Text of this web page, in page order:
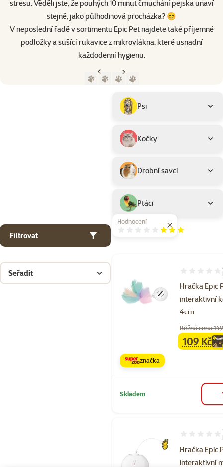
stresu. Věděli jste, že pouhých 10 minut čmuchání pejska unaví
stejně, jako půlhodinová procházka? 😊
V neposlední řadě v sortimentu Epic Pet najdete také příjemné
podložky a sušící rukavice z mikrovlákna, které usnadní
každodenní hygienu.
Předchozí stranaNásledující strana
Podkategorie
Psi
Kočky
Drobní savci
Ptáci
Filtrovat
Hodnocení
Hodnocení 60%
Seřadit
Hračka Epic
interaktivní
4cm
Hodnocení
Běžná cena
family
109 Kč
značka
Skladem
Hračka Epic
interaktivní
Hodnocení